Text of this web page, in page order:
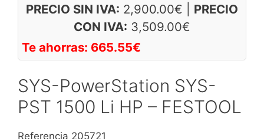
PRECIO SIN IVA: 2,900.00€
PRECIO
CON IVA: 3,509.00€
Te ahorras: 665.55€
SYS-PowerStation SYS-
PST 1500 Li HP – FESTOOL
Referencia 205721